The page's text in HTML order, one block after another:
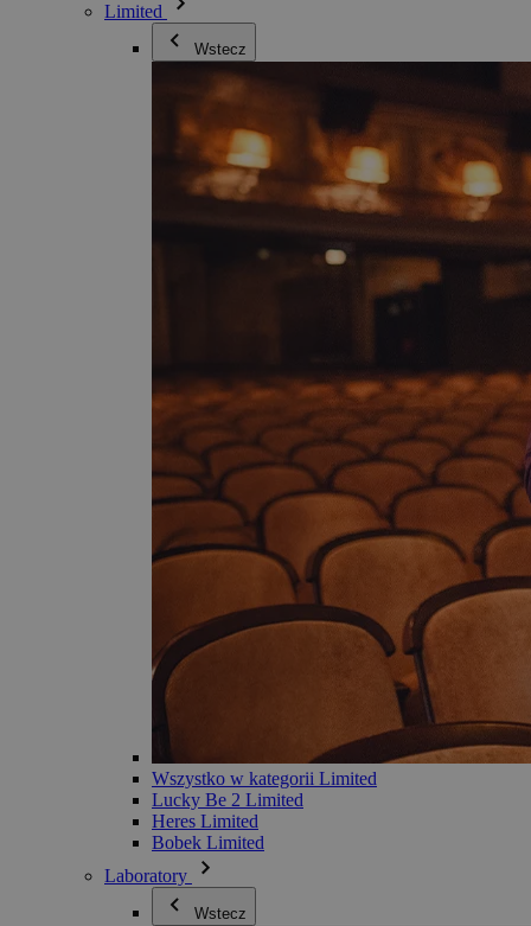
Limited
Wstecz
Wszystko w kategorii Limited
Lucky Be 2 Limited
Heres Limited
Bobek Limited
Laboratory
Wstecz